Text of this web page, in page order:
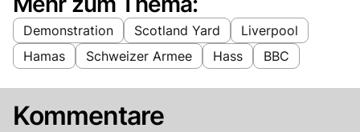
Demonstration Scotland Yard
Liverpool
Hamas
Schweizer Armee Hass BBC
Kommentare